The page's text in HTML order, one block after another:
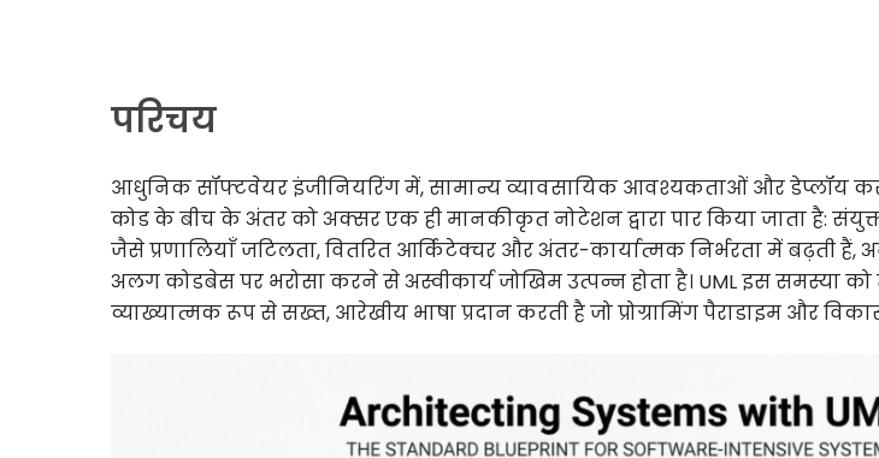
परिचय
आधुनिक सॉफ्टवेयर इंजीनियरिंग में, सामान्य व्यावसायिक आवश्यकताओं और डेप्लॉय
कोड के बीच के अंतर को अक्सर एक ही मानकीकृत नोटेशन द्वारा पार किया जाता है:
जैसे प्रणालियाँ जटिलता, वितरित आर्किटेक्चर और अंतर-कार्यात्मक निर्भरता में बढ़ती हैं,
अलग कोडबेस पर भरोसा करने से अस्वीकार्य जोखिम उत्पन्न होता है। UML इस समस्या
व्याख्यात्मक रूप से सख्त, आरेखीय भाषा प्रदान करती है जो प्रोग्रामिंग पैराडाइम और